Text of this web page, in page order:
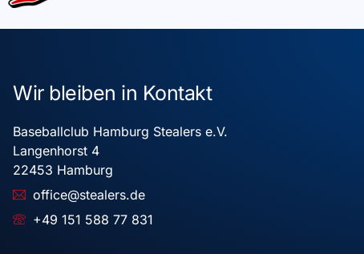
Wir bleiben in Kontakt
Baseballclub Hamburg Stealers e.V.
Langenhorst 4
22453 Hamburg
office@stealers.de
+49 151 588 77 831